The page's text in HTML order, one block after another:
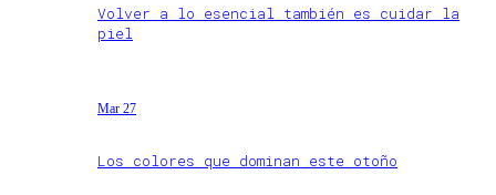
Volver a lo esencial también es cuidar la
piel
Mar 27
Los colores que dominan este otoño